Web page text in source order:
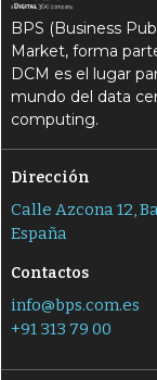
BPS (Business
Market, forma
DCM es el lugar
mundo del data
computing.
Dirección
Calle Azcona 12,
España
Contactos
info@bps.com.es
+91 313 79 00